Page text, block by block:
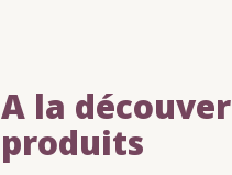
A la
produits